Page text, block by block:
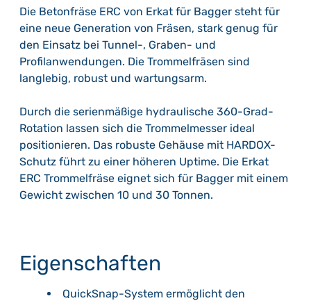
Die Betonfräse ERC von Erkat für Bagger steht für
eine neue Generation von Fräsen, stark genug für
den Einsatz bei Tunnel-, Graben- und
Profilanwendungen. Die Trommelfräsen sind
langlebig, robust und wartungsarm.
Durch die serienmäßige hydraulische 360-Grad-
Rotation lassen sich die Trommelmesser ideal
positionieren. Das robuste Gehäuse mit HARDOX-
Schutz führt zu einer höheren Uptime. Die Erkat
ERC Trommelfräse eignet sich für Bagger mit einem
Gewicht zwischen 10 und 30 Tonnen.
Eigenschaften
QuickSnap-System ermöglicht den